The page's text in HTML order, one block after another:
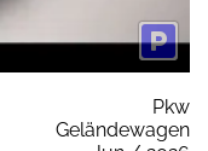
Pkw
Geländewagen